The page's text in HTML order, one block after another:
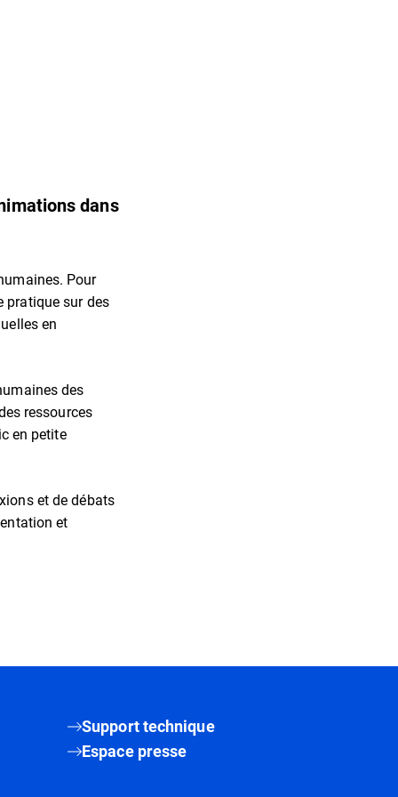
dans
Pour
pratique sur des
en
des
ressources
en petite
et de débats
et
Support technique
Espace presse